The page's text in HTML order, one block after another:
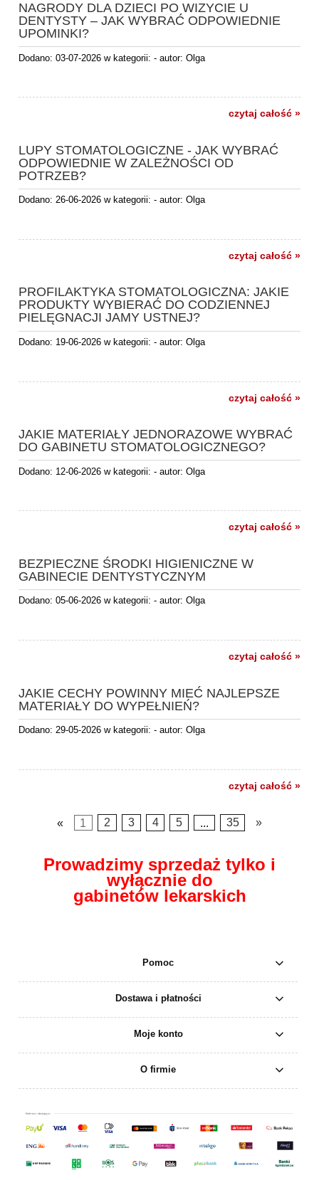
NAGRODY DLA DZIECI PO WIZYCIE U
DENTYSTY – JAK WYBRAĆ ODPOWIEDNIE
UPOMINKI?
Dodano: 03-07-2026 w kategorii: - autor: Olga
czytaj całość »
LUPY STOMATOLOGICZNE - JAK WYBRAĆ
ODPOWIEDNIE W ZALEŻNOŚCI OD
POTRZEB?
Dodano: 26-06-2026 w kategorii: - autor: Olga
czytaj całość »
PROFILAKTYKA STOMATOLOGICZNA: JAKIE
PRODUKTY WYBIERAĆ DO CODZIENNEJ
PIELĘGNACJI JAMY USTNEJ?
Dodano: 19-06-2026 w kategorii: - autor: Olga
czytaj całość »
JAKIE MATERIAŁY JEDNORAZOWE WYBRAĆ
DO GABINETU STOMATOLOGICZNEGO?
Dodano: 12-06-2026 w kategorii: - autor: Olga
czytaj całość »
BEZPIECZNE ŚRODKI HIGIENICZNE W
GABINECIE DENTYSTYCZNYM
Dodano: 05-06-2026 w kategorii: - autor: Olga
czytaj całość »
JAKIE CECHY POWINNY MIEĆ NAJLEPSZE
MATERIAŁY DO WYPEŁNIEŃ?
Dodano: 29-05-2026 w kategorii: - autor: Olga
czytaj całość »
« 1 2 3 4 5 ... 35 »
Prowadzimy sprzedaż tylko i
wyłącznie do
gabinetów lekarskich
Pomoc
Dostawa i płatności
Moje konto
O firmie